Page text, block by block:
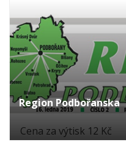
Region Podbořanska
Cena za výtisk 12 Kč